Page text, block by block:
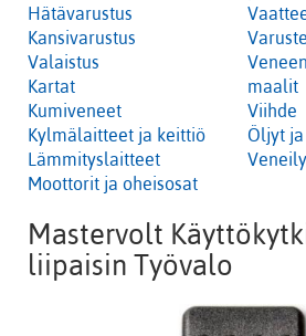
Hätävarustus
Kansivarustus
Valaistus
Kartat
Kumiveneet
Kylmälaitteet ja keittiö
Lämmityslaitteet
Moottorit ja oheisosat
maalit
Viihde
Öljyt
Mastervolt
liipaisin Työvalo